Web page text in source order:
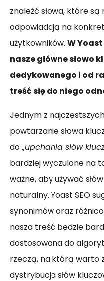
znaleźć słowa, które
odpowiadają na
użytkowników. W Yoast
nasze główne słowo
dedykowanego i od
treść się do niego
Jednym z
powtarzanie słowa
do „upchania słów
bardziej wyczulone na
ważne, aby używać
naturalny. Yoast SEO
synonimów oraz
nasza treść będzie
dostosowana do
rzeczą, na którą warto
dystrybucja słów